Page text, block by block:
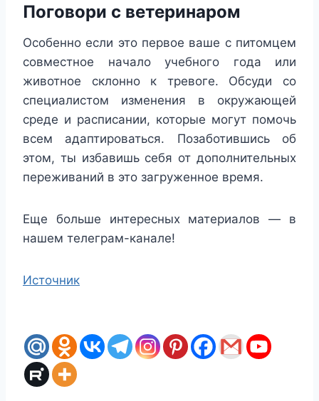
Поговори с ветеринаром
Особенно если это первое ваше с питомцем
совместное начало учебного года или
животное склонно к тревоге. Обсуди со
специалистом изменения в окружающей
среде и расписании, которые могут помочь
всем адаптироваться. Позаботившись об
этом, ты избавишь себя от дополнительных
переживаний в это загруженное время.
Еще больше интересных материалов — в
нашем телеграм-канале!
Источник